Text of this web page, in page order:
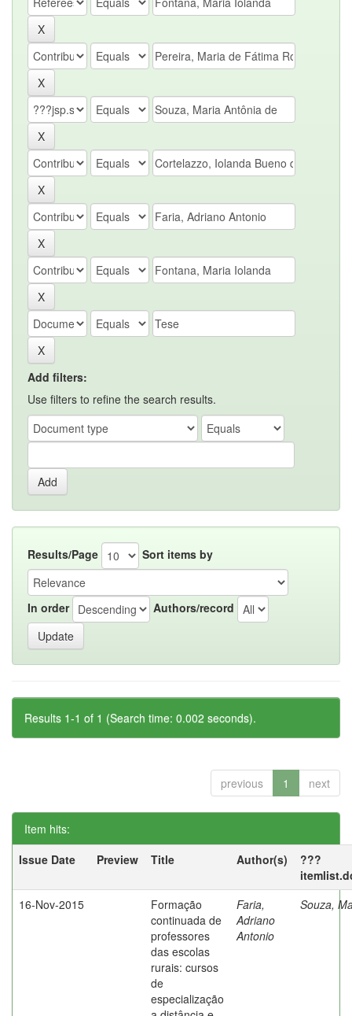
Add filters:
Use filters to refine the search results.
Results/Page Sort items by
In order Authors/record
Results 1-1 of 1 (Search time: 0.002 seconds).
previous 1 next
Item hits:
Issue Date
Preview Title Author(s)
???
16-Nov-2015
Formação
continuada de
professores
das escolas
rurais: cursos
de
especialização
Faria,
Adriano
Antonio
Souza,